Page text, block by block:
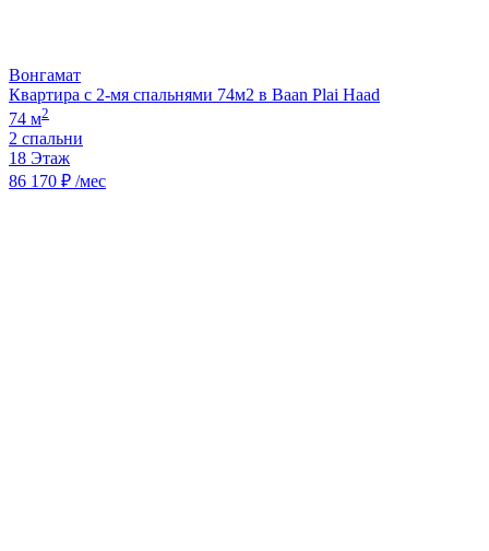
Вонгамат
Квартира с 2-мя спальнями 74м2 в Baan Plai Haad
74 м2
2 спальни
18 Этаж
86 170 ₽ /мес